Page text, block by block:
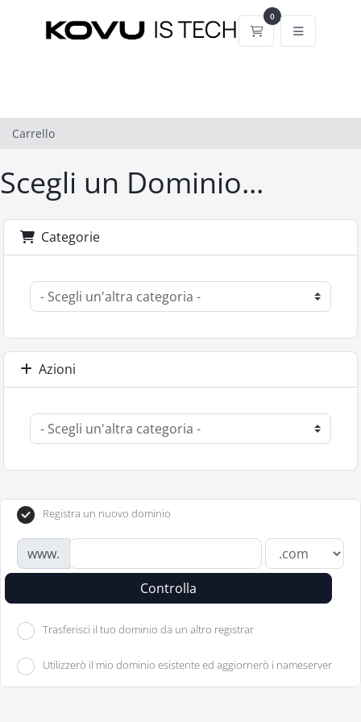
0
Carrello
Carrello
Scegli un Dominio...
Categorie
Azioni
Registra un nuovo dominio
www.
Controlla
Trasferisci il tuo dominio da un altro registrar
Utilizzerò il mio dominio esistente ed aggiornerò i nameserver